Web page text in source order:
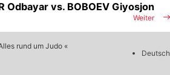
Weiter
Odbayar vs. BOBOEV Giyosjon
rund um Judo «
Deutsch